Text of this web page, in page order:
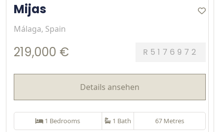
Mijas
Málaga, Spain
219,000 € R5176972
Details ansehen
1 Bedrooms 1 Bath 67 Metres